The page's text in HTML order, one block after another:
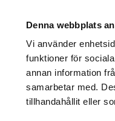
Denna webbplats
Vi använder
funktioner för
annan information
samarbetar med.
tillhandahållit eller